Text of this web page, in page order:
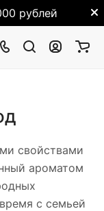
рублей
свойствами
ароматом
с семьей